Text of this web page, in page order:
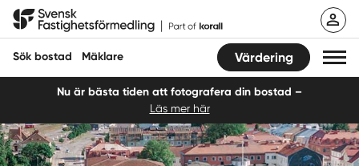
Hoppa
Svensk Fastighetsförmedling
Sök bostad Mäklare Värdering
Hitta mäklare
Nu är bästa tiden att fotografera din bostad –
Läs mer här